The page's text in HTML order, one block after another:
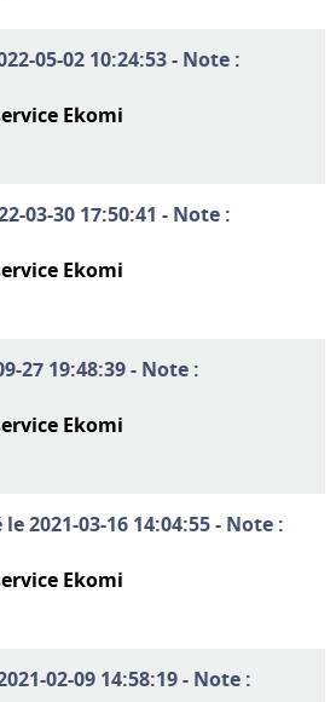
05-02 10:24:53 - Note :
Ekomi
03-30 17:50:41 - Note :
Ekomi
27 19:48:39 - Note :
Ekomi
2021-03-16 14:04:55 - Note :
Ekomi
02-09 14:58:19 - Note :